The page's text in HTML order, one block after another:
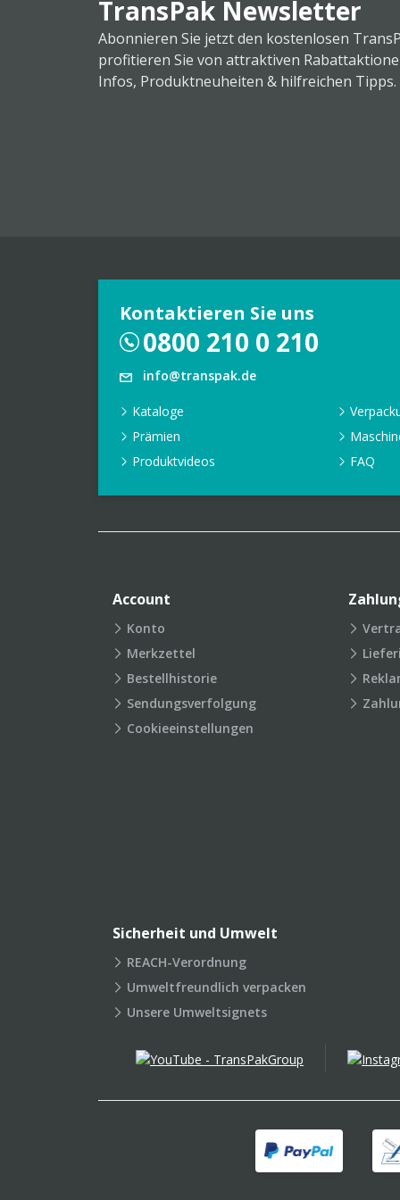
TransPak Newsletter
Abonnieren Sie jetzt den kostenlosen
profitieren Sie von attraktiven
Infos, Produktneuheiten & hilfreichen Tipps.
Kontaktieren Sie uns
0800 210 0 210
info@transpak.de
Kataloge
Prämien
Produktvideos
FAQ
Account
Konto
Merkzettel
Bestellhistorie
Sendungsverfolgung
Cookieeinstellungen
Sicherheit und Umwelt
REACH-Verordnung
Umweltfreundlich verpacken
Unsere Umweltsignets